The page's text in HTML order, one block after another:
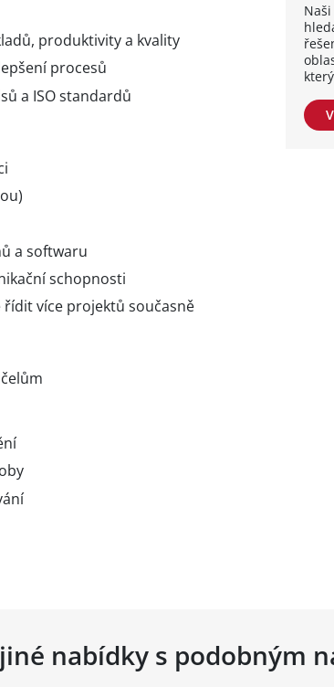
produktivity a kvality
procesů
a ISO standardů
a softwaru
schopnosti
více projektů současně
nabídky s podobným